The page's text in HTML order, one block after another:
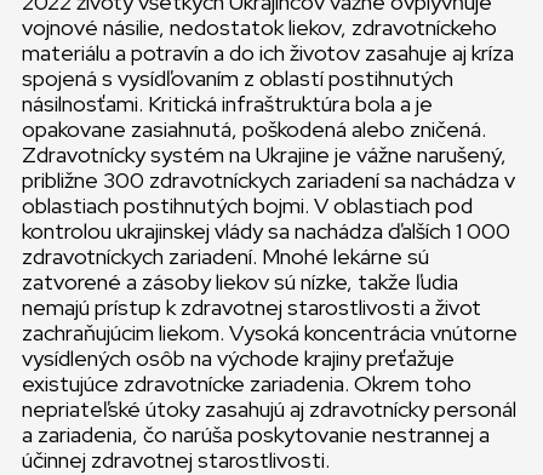
vojnové násilie, nedostatok liekov, zdravotníckeho
materiálu a potravín a do ich životov zasahuje aj kríza
spojená s vysídľovaním z oblastí postihnutých
násilnosťami. Kritická infraštruktúra bola a je
opakovane zasiahnutá, poškodená alebo zničená.
Zdravotnícky systém na Ukrajine je vážne narušený,
približne 300 zdravotníckych zariadení sa nachádza v
oblastiach postihnutých bojmi. V oblastiach pod
kontrolou ukrajinskej vlády sa nachádza ďalších 1 000
zdravotníckych zariadení. Mnohé lekárne sú
zatvorené a zásoby liekov sú nízke, takže ľudia
nemajú prístup k zdravotnej starostlivosti a život
zachraňujúcim liekom. Vysoká koncentrácia vnútorne
vysídlených osôb na východe krajiny preťažuje
existujúce zdravotnícke zariadenia. Okrem toho
nepriateľské útoky zasahujú aj zdravotnícky personál
a zariadenia, čo narúša poskytovanie nestrannej a
účinnej zdravotnej starostlivosti.